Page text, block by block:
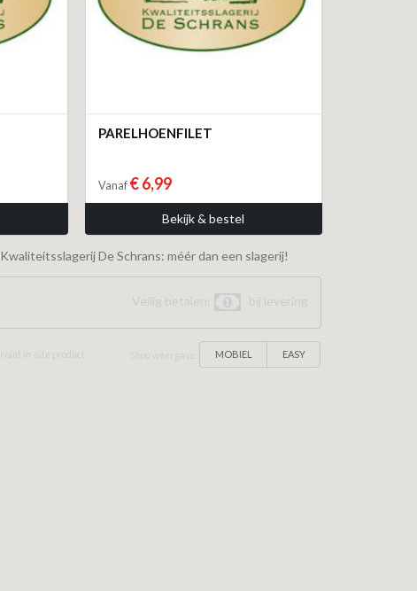
PARELHOENFILET
Vanaf € 6,99
Bekijk & bestel
Kwaliteitsslagerij De Schrans: méér dan een slagerij!
MOBIEL EASY